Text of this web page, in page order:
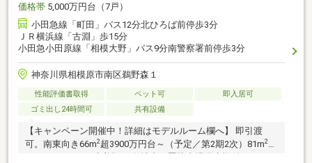
価格帯 5,000万円台（7戸）
小田急線「町田」バス12分北ひろば前停歩3分
ＪＲ横浜線「古淵」歩15分
小田急小田原線「相模大野」バス9分南警察署前停歩3分
神奈川県相模原市南区鵜野森１
性能評価書取得 ペット可
即入居可
ゴミ出し24時間可
共有設備
【キャンペーン開催中！詳細はモデルルーム欄へ】 即引渡
可。南東向き66m2 超3900万円台～（予定／第2期2次）81m2
4LDK5198万円（先着順） 敷地内平置駐車場優先権付。5つの